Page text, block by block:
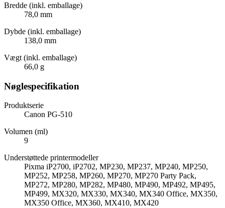
Bredde (inkl. emballage)
78,0 mm
Dybde (inkl. emballage)
138,0 mm
Vægt (inkl. emballage)
66,0 g
Nøglespecifikation
Produktserie
Canon PG-510
Volumen (ml)
9
Understøttede printermodeller
Pixma iP2700, iP2702, MP230, MP237, MP240, MP250,
MP252, MP258, MP260, MP270, MP270 Party Pack,
MP272, MP280, MP282, MP480, MP490, MP492, MP495,
MP499, MX320, MX330, MX340, MX340 Office, MX350,
MX350 Office, MX360, MX410, MX420